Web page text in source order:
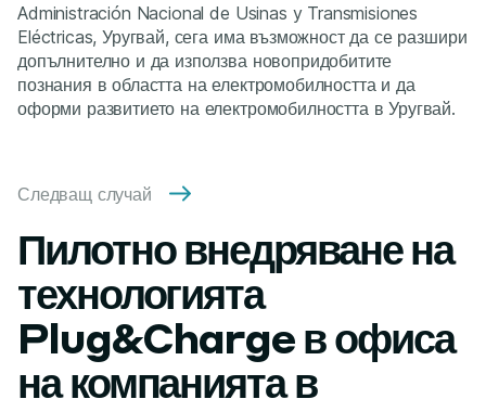
Administración Nacional de Usinas y Transmisiones
Eléctricas, Уругвай, сега има възможност да се разшири
допълнително и да използва новопридобитите
познания в областта на електромобилността и да
оформи развитието на електромобилността в Уругвай.
Следващ случай
Пилотно внедряване на
технологията
Plug&Charge в офиса
на компанията в